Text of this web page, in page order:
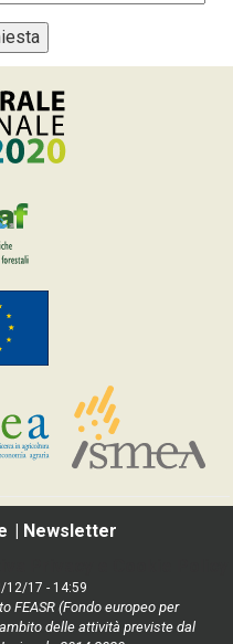
Newsletter
12/17 - 14:59
FEASR (Fondo europeo per
delle attività previste dal